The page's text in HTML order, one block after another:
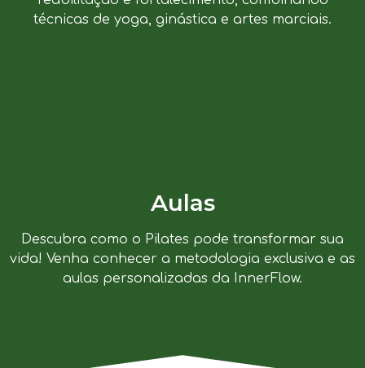
técnicas de yoga, ginástica e artes marciais.
Aulas
Descubra como o Pilates pode transformar sua
vida! Venha conhecer a metodologia exclusiva e as
aulas personalizadas da InnerFlow.